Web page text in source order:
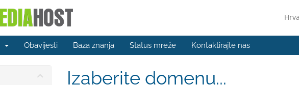
Obavijesti Baza znanja Status mreže Kontaktirajte nas
Izaberite domenu...